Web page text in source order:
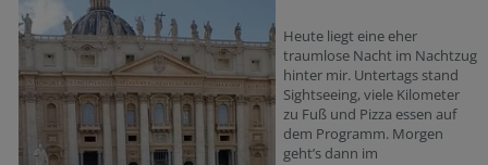
Heute liegt eine eher
traumlose Nacht im Nachtzug
hinter mir. Untertags stand
Sightseeing, viele Kilometer
zu Fuß und Pizza essen auf
dem Programm. Morgen
geht’s dann im